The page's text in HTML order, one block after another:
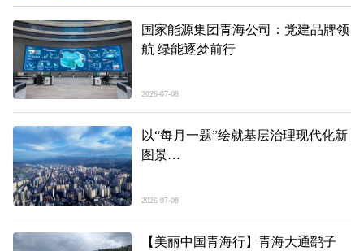
国家能源集团青海公司：党建品牌领
航 绿能逐梦前行
2026-07-08
以“每月一题”绘就基层治理现代化新
图景
2026-07-08
【美丽中国青海行】青海大通鹞子